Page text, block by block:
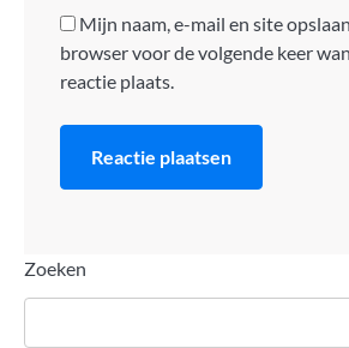
Mijn naam, e-mail en site
browser voor de volgende keer
reactie plaats.
Zoeken